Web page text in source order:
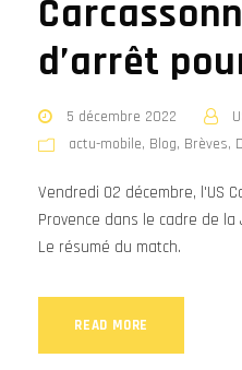
d’arrêt
5 décembre 2022
actu-mobile, Blog, Brèves,
Vendredi 02 décembre, l'US
Provence dans le cadre de la
Le résumé du match.
READ MORE